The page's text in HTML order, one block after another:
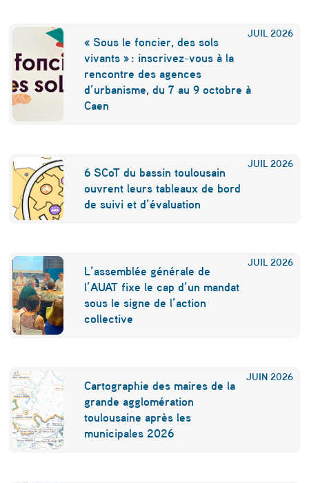
o
r
d
i
n
i
e
o
u
r
l
O
c
c
JUIL 2026
« Sous le foncier, des sols
vivants » : inscrivez-vous à la
rencontre des agences
d’urbanisme, du 7 au 9 octobre à
Caen
JUIL 2026
6 SCoT du bassin toulousain
ouvrent leurs tableaux de bord
de suivi et d’évaluation
JUIL 2026
L’assemblée générale de
l’AUAT fixe le cap d’un mandat
sous le signe de l’action
collective
JUIN 2026
Cartographie des maires de la
grande agglomération
toulousaine après les
municipales 2026